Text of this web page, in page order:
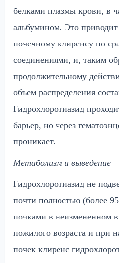
белками плазмы крови, в
альбумином. Это
почечному клиренсу по
соединениями, и, таким
продолжительному
объем распределения
Гидрохлоротиазид
барьер, но через
проникает.
Метаболизм и выведение
Гидрохлоротиазид не
почти полностью (более
почками в неизмененном
пожилого возраста и при
почек клиренс